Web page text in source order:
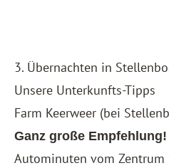
3. Übernachten in
Unsere Unterkunfts-Tipps
Farm Keerweer (bei
Ganz große Empfehlung!
Autominuten vom